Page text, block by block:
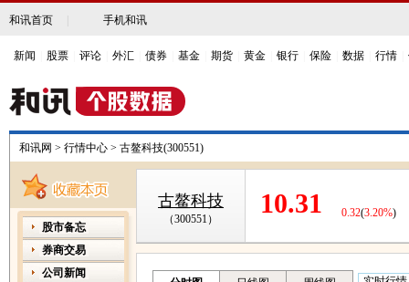
和讯首页 手机和讯
新闻 股票 评论 外汇 债券 基金 期货 黄金 银行 保险 数据 行情
和讯网 > 行情中心 > 古鳌科技(300551)
股市备忘
券商交易
公司新闻
古鳌科技
（300551）
10.31 0.32(3.20%)